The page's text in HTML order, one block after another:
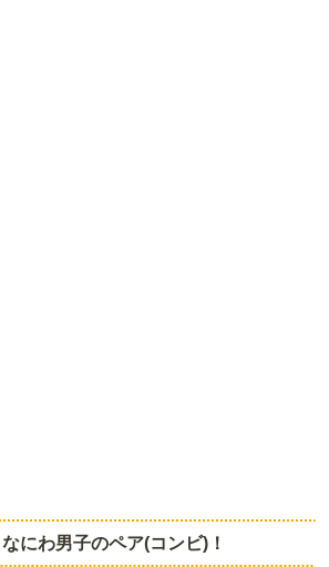
にわ男子のペア(コンビ)！